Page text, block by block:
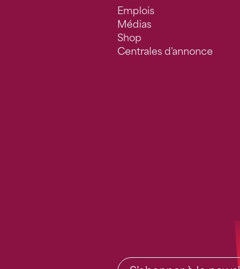
Emplois
Médias
Shop
Centrales d'annonce